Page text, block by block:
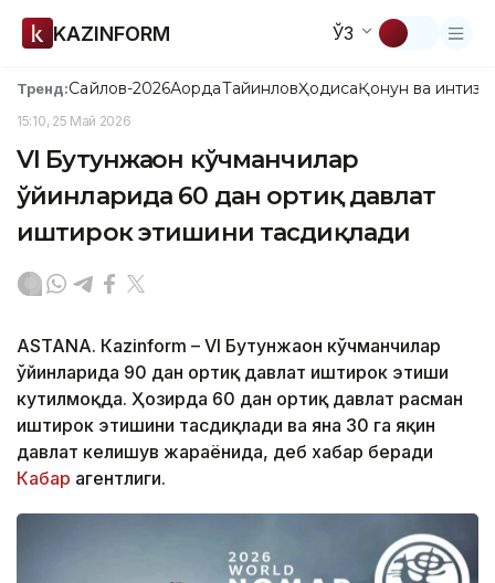
KAZINFORM ЎЗ
Тренд:Сайлов-2026АқордаТайинловҲодисаҚонун ва
15:10, 25 Май 2026
VI Бутунжаҳон кўчманчилар
ўйинларида 60 дан ортиқ давлат
иштирок этишини тасдиқлади
ASTANА. Кazinform – VI Бутунжаҳон кўчманчилар
ўйинларида 90 дан ортиқ давлат иштирок этиши
кутилмоқда. Ҳозирда 60 дан ортиқ давлат расман
иштирок этишини тасдиқлади ва яна 30 га яқин
давлат келишув жараёнида, деб хабар беради
Кабар агентлиги.